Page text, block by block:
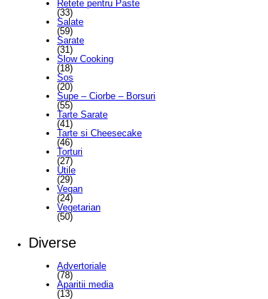
Retete pentru Paste
(33)
Salate
(59)
Sarate
(31)
Slow Cooking
(18)
Sos
(20)
Supe – Ciorbe – Borsuri
(55)
Tarte Sarate
(41)
Tarte si Cheesecake
(46)
Torturi
(27)
Utile
(29)
Vegan
(24)
Vegetarian
(50)
Diverse
Advertoriale
(78)
Aparitii media
(13)